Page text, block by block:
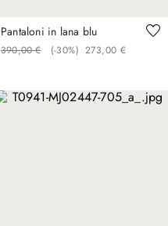
Pantaloni in lana blu
390,00 € (-30%) 273,00 €